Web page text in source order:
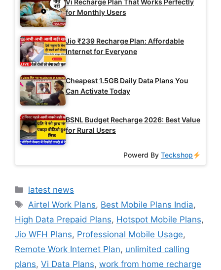
Vi Recharge Plan That Works Perfectly
for Monthly Users
Jio ₹239 Recharge Plan: Affordable
Internet for Everyone
Cheapest 1.5GB Daily Data Plans You
Can Activate Today
BSNL Budget Recharge 2026: Best Value
for Rural Users
Powerd ByTeckshop
Categories
latest news
Tags
Airtel Work Plans, Best Mobile Plans India,
High Data Prepaid Plans, Hotspot Mobile Plans,
Jio WFH Plans, Professional Mobile Usage,
Remote Work Internet Plan, unlimited calling
plans, Vi Data Plans, work from home recharge